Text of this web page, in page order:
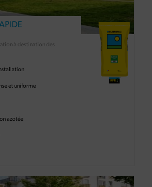
à destination des
et uniforme
azotée